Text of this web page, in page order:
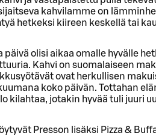
kahvilamme on
hetkeksi kiireen keskellä tai
päivä olisi aikaa omalle hyvälle
Kahvi on suomalaiseen
ovat herkullisen
koko päivän. Tottahan
kilahtaa, jotakin hyvää tuli juuri
Presson lisäksi Pizza &